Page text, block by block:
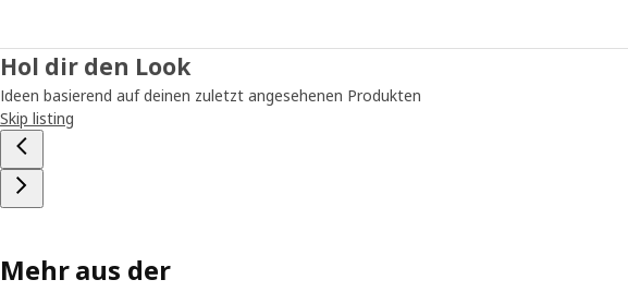
Hol dir den Look
Ideen basierend auf deinen zuletzt angesehenen Produkten
Skip listing
Mehr aus der